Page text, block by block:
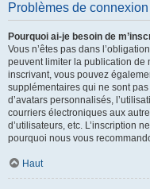
Problèmes de connexion
Pourquoi ai-je besoin de
Vous n’êtes pas dans
peuvent limiter la publication de
inscrivant, vous pouvez
supplémentaires qui ne sont
d’avatars personnalisés,
courriers électroniques aux
d’utilisateurs, etc. L’inscription
pourquoi nous vous
Haut